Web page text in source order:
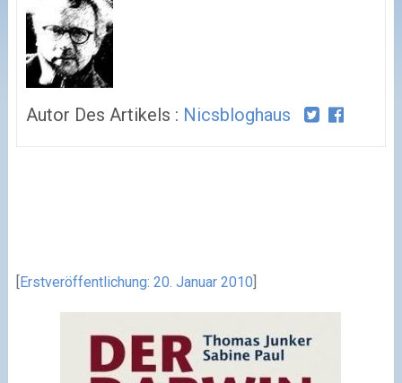
Autor Des Artikels : Nicsbloghaus
[Erstveröffentlichung: 20. Januar 2010]